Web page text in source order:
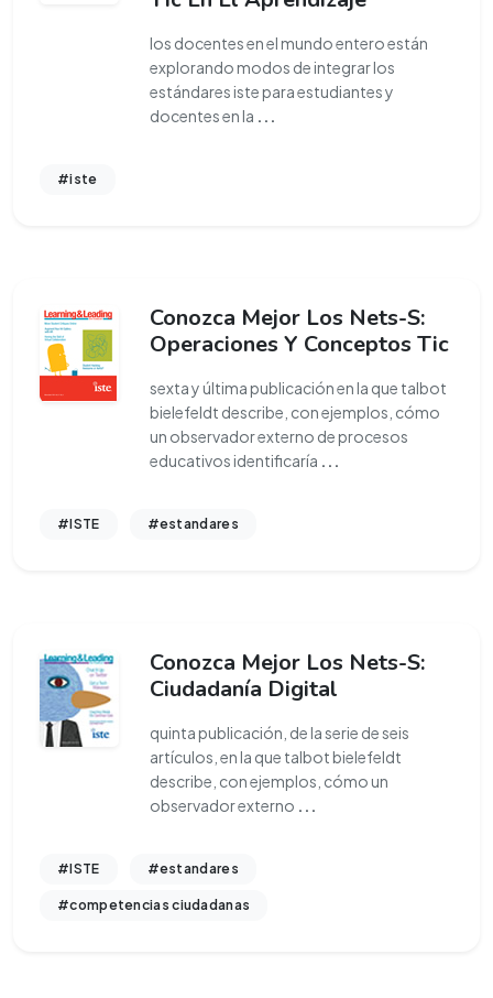
los docentes en el mundo entero están
explorando modos de integrar los
estándares iste para estudiantes y
docentes en la ...
#iste
Conozca Mejor Los Nets-S:
Operaciones Y Conceptos Tic
sexta y última publicación en la que talbot
bielefeldt describe, con ejemplos, cómo
un observador externo de procesos
educativos identificaría ...
#ISTE #estandares
Conozca Mejor Los Nets-S:
Ciudadanía Digital
quinta publicación, de la serie de seis
artículos, en la que talbot bielefeldt
describe, con ejemplos, cómo un
observador externo ...
#ISTE #estandares
#competencias ciudadanas